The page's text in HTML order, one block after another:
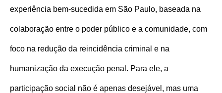
experiência bem-sucedida em São Paulo, baseada na
colaboração entre o poder público e a comunidade, com
foco na redução da reincidência criminal e na
humanização da execução penal. Para ele, a
participação social não é apenas desejável, mas uma